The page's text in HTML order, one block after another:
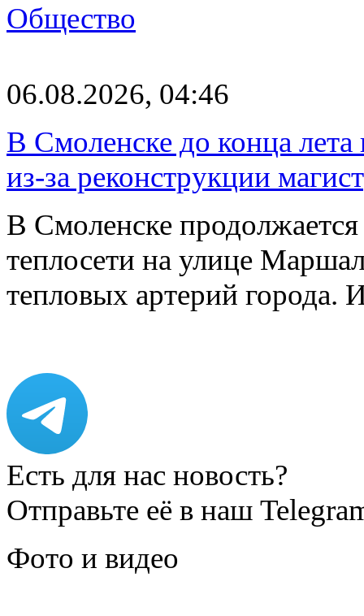
Общество
06.08.2026, 04:46
В Смоленске до конца
из-за реконструкции
В Смоленске
теплосети на улице
тепловых артерий
Есть для нас новость?
Отправьте её в наш
Фото и видео